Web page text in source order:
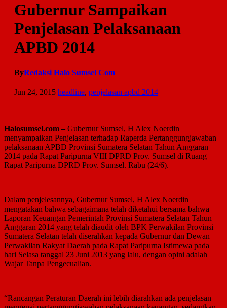
Gubernur Sampaikan
Penjelasan Pelaksanaan
APBD 2014
ByRedaksi Halo Sumsel Com
Jun 24, 2015 headline, penjelasan apbd 2014
Halosumsel.com – Gubernur Sumsel, H Alex Noerdin
menyampaikan Penjelasan terhadap Raperda Pertanggungjawaban
pelaksanaan APBD Provinsi Sumatera Selatan Tahun Anggaran
2014 pada Rapat Paripurna VIII DPRD Prov. Sumsel di Ruang
Rapat Paripurna DPRD Prov. Sumsel. Rabu (24/6).
Dalam penjelesannya, Gubernur Sumsel, H Alex Noerdin
mengatakan bahwa sebagaimana telah diketahui bersama bahwa
Laporan Keuangan Pemerintah Provinsi Sumatera Selatan Tahun
Anggaran 2014 yang telah diaudit oleh BPK Perwakilan Provinsi
Sumatera Selatan telah diserahkan kepada Gubernur dan Dewan
Perwakilan Rakyat Daerah pada Rapat Paripurna Istimewa pada
hari Selasa tanggal 23 Juni 2013 yang lalu, dengan opini adalah
Wajar Tanpa Pengecualian.
“Rancangan Peraturan Daerah ini lebih diarahkan ada penjelasan